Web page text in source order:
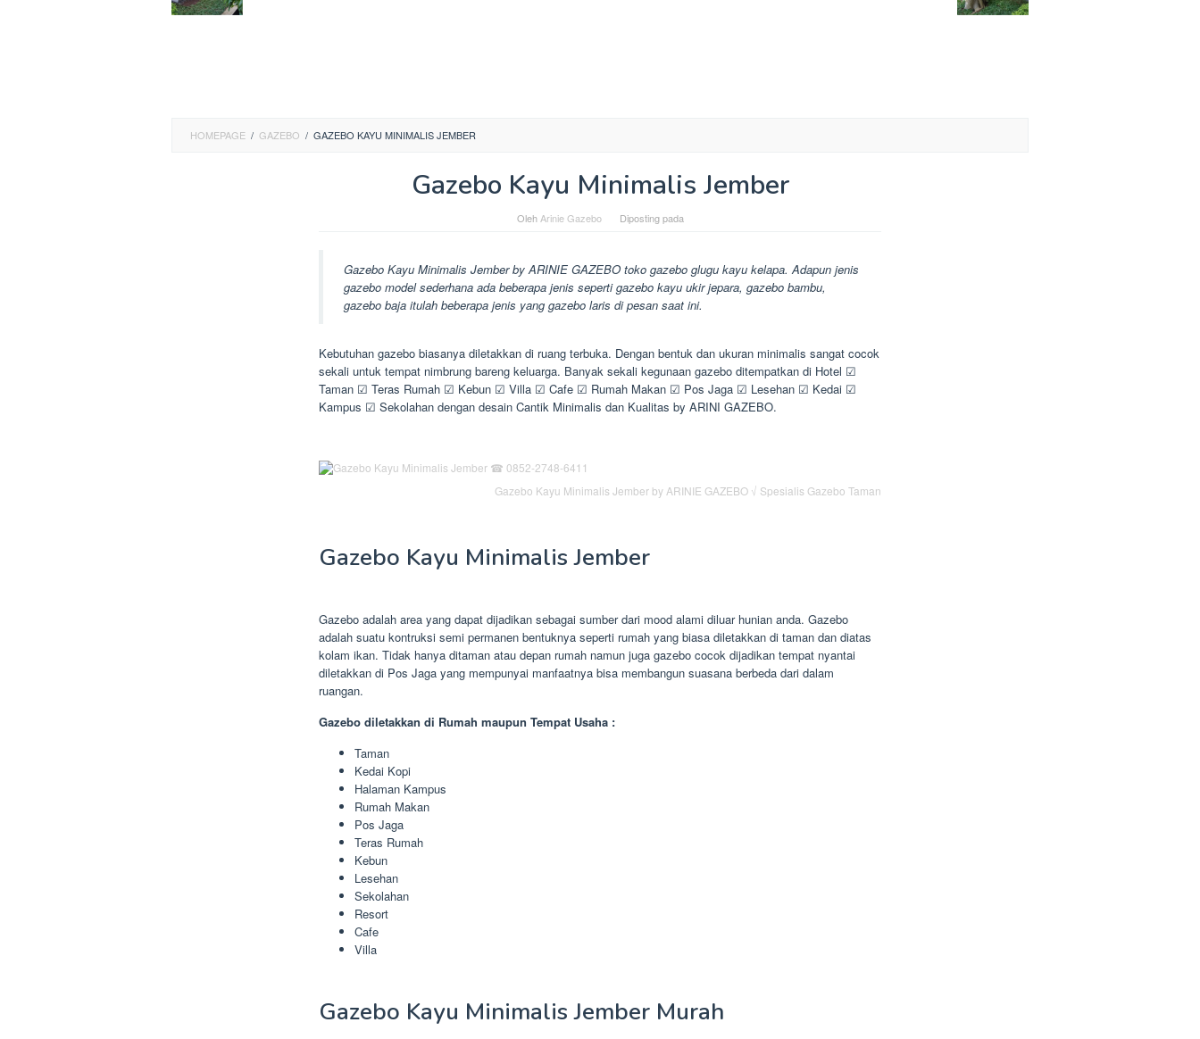
HOMEPAGE / GAZEBO / GAZEBO KAYU MINIMALIS JEMBER
Gazebo Kayu Minimalis Jember
Oleh Arinie Gazebo Diposting pada
Gazebo Kayu Minimalis Jember by ARINIE GAZEBO toko gazebo glugu kayu kelapa. Adapun jenis
gazebo model sederhana ada beberapa jenis seperti gazebo kayu ukir jepara, gazebo bambu,
gazebo baja itulah beberapa jenis yang gazebo laris di pesan saat ini.
Kebutuhan gazebo biasanya diletakkan di ruang terbuka. Dengan bentuk dan ukuran minimalis sangat cocok
sekali untuk tempat nimbrung bareng keluarga. Banyak sekali kegunaan gazebo ditempatkan di Hotel ☑
Taman ☑ Teras Rumah ☑ Kebun ☑ Villa ☑ Cafe ☑ Rumah Makan ☑ Pos Jaga ☑ Lesehan ☑ Kedai ☑
Kampus ☑ Sekolahan dengan desain Cantik Minimalis dan Kualitas by ARINI GAZEBO.
Gazebo Kayu Minimalis Jember by ARINIE GAZEBO √ Spesialis Gazebo Taman
Gazebo Kayu Minimalis Jember
Gazebo adalah area yang dapat dijadikan sebagai sumber dari mood alami diluar hunian anda. Gazebo
adalah suatu kontruksi semi permanen bentuknya seperti rumah yang biasa diletakkan di taman dan diatas
kolam ikan. Tidak hanya ditaman atau depan rumah namun juga gazebo cocok dijadikan tempat nyantai
diletakkan di Pos Jaga yang mempunyai manfaatnya bisa membangun suasana berbeda dari dalam
ruangan.
Gazebo diletakkan di Rumah maupun Tempat Usaha :
Taman
Kedai Kopi
Halaman Kampus
Rumah Makan
Pos Jaga
Teras Rumah
Kebun
Lesehan
Sekolahan
Resort
Cafe
Villa
Gazebo Kayu Minimalis Jember Murah